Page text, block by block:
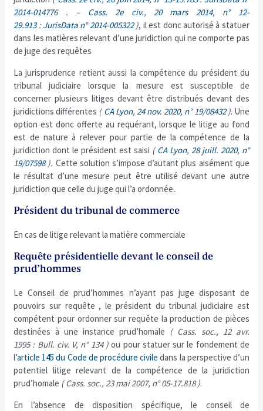
2014-014776 . – Cass. 2e civ., 20 mars 2014, n° 12-
29.913:JurisData n° 2014-005322 ), il est donc autorisé à statuer
dans les matières relevant d’une juridiction qui ne comporte pas
de juge des requêtes
La jurisprudence retient aussi la compétence du président du
tribunal judiciaire lorsque la mesure est susceptible de
concerner plusieurs litiges devant être distribués devant des
juridictions différentes (CA Lyon, 24 nov. 2020, n° 19/08432 ). Une
option est donc offerte au requérant, lorsque le litige au fond
est de nature à relever pour partie de la compétence de la
juridiction dont le président est saisi (CA Lyon, 28 juill. 2020, n°
19/07598 ). Cette solution s’impose d’autant plus aisément que
le résultat d’une mesure peut être utilisé devant une autre
juridiction que celle du juge qui l’a ordonnée.
Président du tribunal de commerce
En cas de litige relevant la matière commerciale
Requête présidentielle devant le conseil de
prud’hommes
Le Conseil de prud’hommes n’ayant pas juge disposant de
pouvoirs sur requête , le président du tribunal judiciaire est
compétent pour ordonner sur requête la production de pièces
destinées à une instance prud’homale ( Cass. soc., 12 avr.
1995 : Bull. civ. V, n° 134 ) ou pour statuer sur le fondement de
l’article 145 du Code de procédure civiledans la perspective d’un
potentiel litige relevant de la compétence de la juridiction
prud’homale ( Cass. soc., 23 mai 2007, n° 05-17.818 ).
En l’absence de disposition spécifique, le conseil de